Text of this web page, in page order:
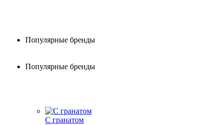
Популярные бренды
Популярные бренды
С гранатом